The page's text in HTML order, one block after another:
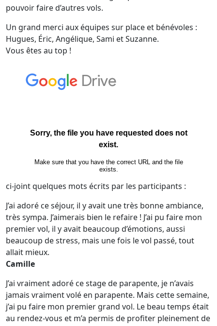
pouvoir faire d’autres vols.
Un grand merci aux équipes sur place et bénévoles :
Hugues, Éric, Angélique, Sami et Suzanne.
Vous êtes au top !
ci-joint quelques mots écrits par les participants :
J’ai adoré ce séjour, il y avait une très bonne ambiance,
très sympa. J’aimerais bien le refaire ! J’ai pu faire mon
premier vol, il y avait beaucoup d’émotions, aussi
beaucoup de stress, mais une fois le vol passé, tout
allait mieux.
Camille
J’ai vraiment adoré ce stage de parapente, je n’avais
jamais vraiment volé en parapente. Mais cette semaine,
j’ai pu faire mon premier grand vol. Le beau temps était
au rendez-vous et m’a permis de profiter pleinement de